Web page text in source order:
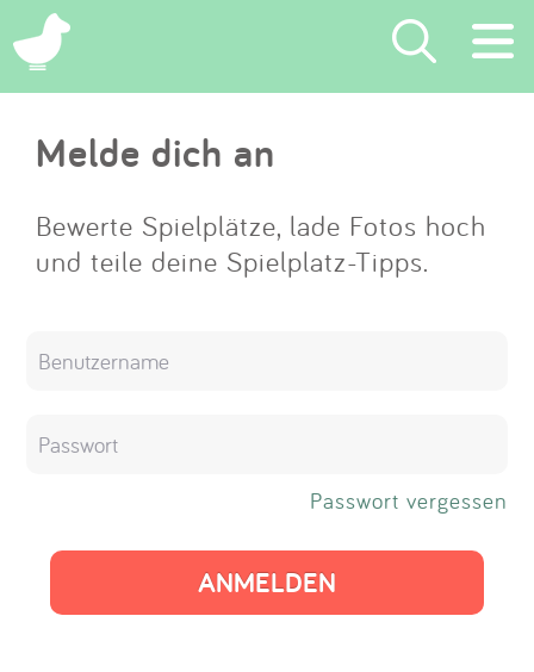
×
Suchen
Eintragen
App
Melde dich an
Bewerte Spielplätze, lade Fotos hoch
und teile deine Spielplatz-Tipps.
Passwort vergessen